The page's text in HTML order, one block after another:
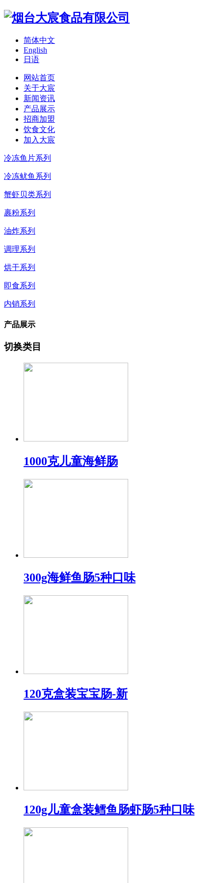
简体中文
English
日语
网站首页
关于大宸
新闻资讯
产品展示
招商加盟
饮食文化
加入大宸
冷冻鱼片系列
冷冻鱿鱼系列
蟹虾贝类系列
裹粉系列
油炸系列
调理系列
烘干系列
即食系列
内销系列
产品展示
切换类目
1000克儿童海鲜肠
300g海鲜鱼肠5种口味
120克盒装宝宝肠-新
120g儿童盒装鳕鱼肠虾肠5种口味